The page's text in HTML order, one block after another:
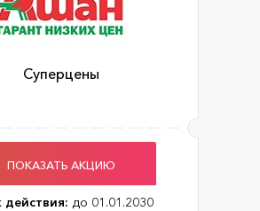
Суперцены
ПОКАЗАТЬ АКЦИЮ
действия: до 01.01.2030